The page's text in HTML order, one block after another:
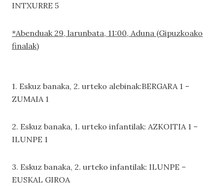
INTXURRE 5
*Abenduak 29, larunbata, 11:00, Aduna (Gipuzkoako
finalak)
1. Eskuz banaka, 2. urteko alebinak:BERGARA 1 –
ZUMAIA 1
2. Eskuz banaka, 1. urteko infantilak: AZKOITIA 1 –
ILUNPE 1
3. Eskuz banaka, 2. urteko infantilak: ILUNPE –
EUSKAL GIROA